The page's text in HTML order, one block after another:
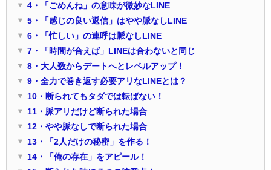
4・「ごめんね」の意味が微妙なLINE
5・「感じの良い返信」はやや脈なしLINE
6・「忙しい」の連呼は脈なしLINE
7・「時間が合えば」LINEは合わないと同じ
8・大人数からデートへとレベルアップ！
9・全力で巻き返す必要アリなLINEとは？
10・断られてもタダでは転ばない！
11・脈アリだけど断られた場合
12・やや脈なしで断られた場合
13・「2人だけの秘密」を作る！
14・「俺の存在」をアピール！